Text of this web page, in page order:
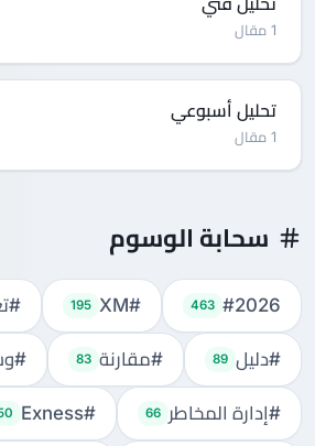
1 مقال
تحليل أسبوعي
1 مقال
سحابة الوسوم
#2026
463
#XM
195
#دليل 89 #مقارنة 83
#إدارة المخاطر 66
#Exness